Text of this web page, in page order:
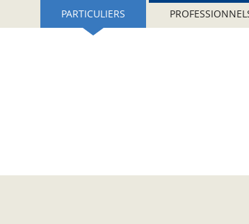
PARTICULIERS
Gestion de vos préférences sur les cookies (témoins de